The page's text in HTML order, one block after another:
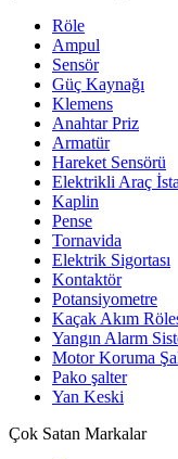
Röle
Ampul
Sensör
Güç Kaynağı
Klemens
Anahtar Priz
Armatür
Hareket Sensörü
Elektrikli Araç
Kaplin
Pense
Tornavida
Elektrik Sigortası
Kontaktör
Potansiyometre
Kaçak Akım
Yangın Alarm
Motor Koruma
Pako şalter
Yan Keski
Çok Satan Markalar